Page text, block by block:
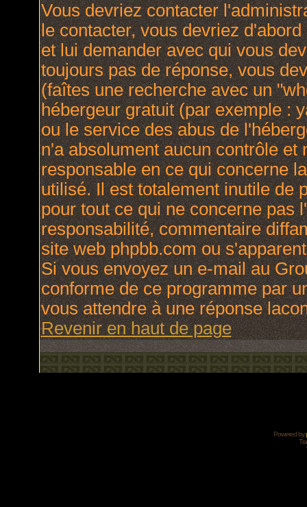
Vous devriez contacter
le contacter, vous devriez
et lui demander avec qui vous
toujours pas de réponse, vous
(faîtes une recherche avec un
hébergeur gratuit (par exemple :
ou le service des abus de
n'a absolument aucun contrôle et
responsable en ce qui concerne
utilisé. Il est totalement inutile de
pour tout ce qui ne concerne pas
responsabilité, commentaire
site web phpbb.com ou
Si vous envoyez un e-mail au
conforme de ce programme par
vous attendre à une réponse
Revenir en haut de page
Powered by